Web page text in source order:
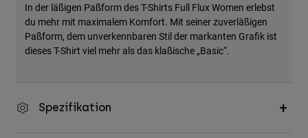
In der läßigen Paßform des T-Shirts Full Flux Women erlebst
du mehr mit maximalem Komfort. Mit seiner zuverläßigen
Paßform, dem unverkennbaren Stil der markanten Grafik ist
dieses T-Shirt viel mehr als das klaßische „Basic“.
Spezifikation